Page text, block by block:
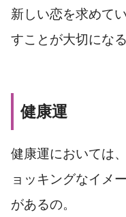
新しい恋を求めて
すことが大切になる
健康運
健康運においては
ョッキングなイメ
があるの。